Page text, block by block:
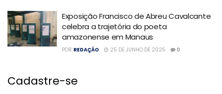
Exposição Francisco de Abreu Cavalcante
celebra a trajetória do poeta
amazonense em Manaus
POR REDAÇÃO 25 DE JUNHO DE 2025 0
Cadastre-se